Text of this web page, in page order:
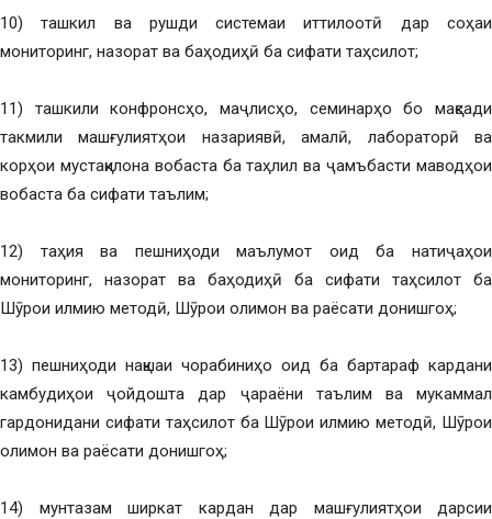
10) ташкил ва рушди системаи иттилоотӣ дар соҳаи
мониторинг, назорат ва баҳодиҳӣ ба сифати таҳсилот;
11) ташкили конфронсҳо, маҷлисҳо, семинарҳо бо мақсади
такмили машғулиятҳои назариявӣ, амалӣ, лабораторӣ ва
корҳои мустақилона вобаста ба таҳлил ва ҷамъбасти маводҳои
вобаста ба сифати таълим;
12) таҳия ва пешниҳоди маълумот оид ба натиҷаҳои
мониторинг, назорат ва баҳодиҳӣ ба сифати таҳсилот ба
Шӯрои илмию методӣ, Шӯрои олимон ва раёсати донишгоҳ;
13) пешниҳоди нақшаи чорабиниҳо оид ба бартараф кардани
камбудиҳои ҷойдошта дар ҷараёни таълим ва мукаммал
гардонидани сифати таҳсилот ба Шӯрои илмию методӣ, Шӯрои
олимон ва раёсати донишгоҳ;
14) мунтазам ширкат кардан дар машғулиятҳои дарсии